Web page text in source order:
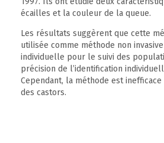
écailles et la couleur de la queue.
Les résultats suggèrent que cette
utilisée comme méthode non
individuelle pour le suivi des
précision de l’identification
Cependant, la méthode est
des castors.